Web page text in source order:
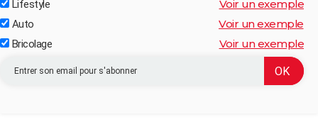
Lifestyle Voir un exemple
Auto Voir un exemple
Bricolage Voir un exemple